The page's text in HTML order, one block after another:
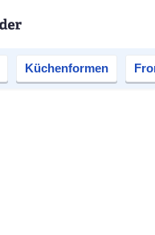
Küchenformen